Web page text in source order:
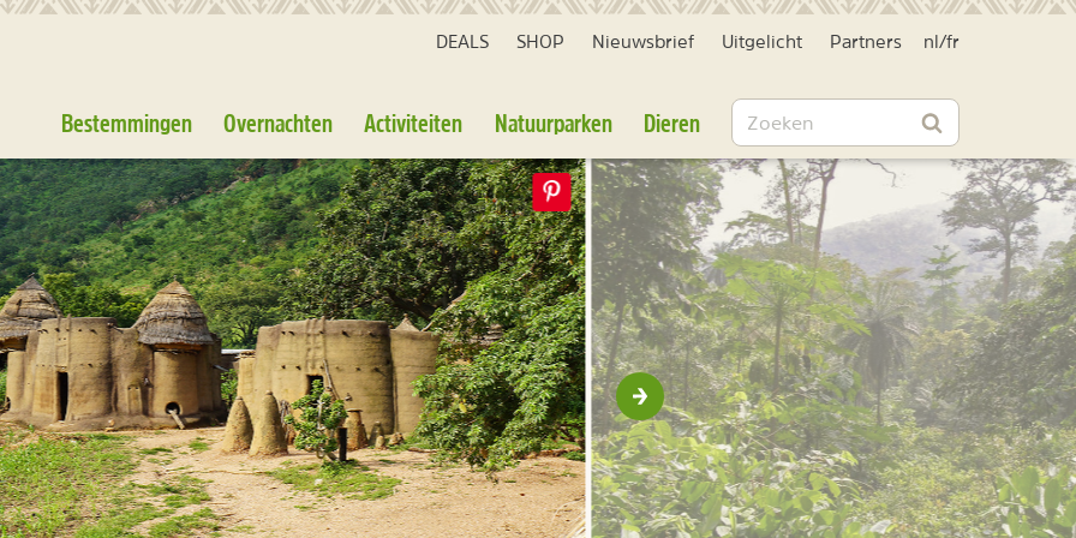
DEALS SHOP Nieuwsbrief Uitgelicht Partners nl /fr
Bestemmingen Overnachten Activiteiten Natuurparken Dieren Zoeken
Zoeken
Volgende